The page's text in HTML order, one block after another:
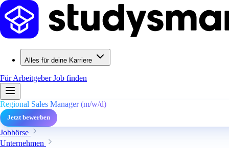
Alles für deine Karriere
Für ArbeitgeberJob finden
Regional Sales Manager (m/w/d)
Jetzt bewerben
Jobbörse
Unternehmen